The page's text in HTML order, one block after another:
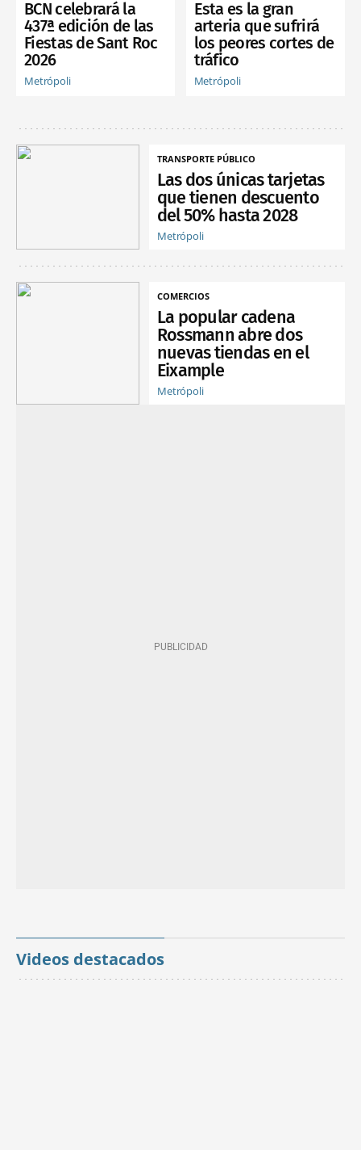
BCN celebrará la
437ª edición de las
Fiestas de Sant Roc
2026
Metrópoli
Esta es la gran
arteria que sufrirá
los peores cortes de
tráfico
Metrópoli
TRANSPORTE PÚBLICO
Las dos únicas tarjetas
que tienen descuento
del 50% hasta 2028
Metrópoli
COMERCIOS
La popular cadena
Rossmann abre dos
nuevas tiendas en el
Eixample
Metrópoli
Videos destacados